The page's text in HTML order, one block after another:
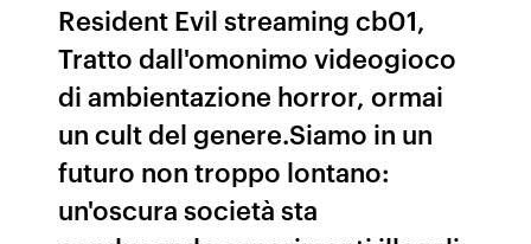
Resident Evil streaming cb01,
Tratto dall'omonimo videogioco
di ambientazione horror, ormai
un cult del genere.Siamo in un
futuro non troppo lontano:
un'oscura società sta